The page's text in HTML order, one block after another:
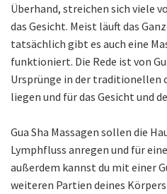
Überhand, streichen sich viele
das Gesicht. Meist läuft das
tatsächlich gibt es auch eine
funktioniert. Die Rede ist von
Ursprünge in der traditionellen
liegen und für das Gesicht und
Gua Sha Massagen sollen die
Lymphfluss anregen und für
außerdem kannst du mit einer
weiteren Partien deines